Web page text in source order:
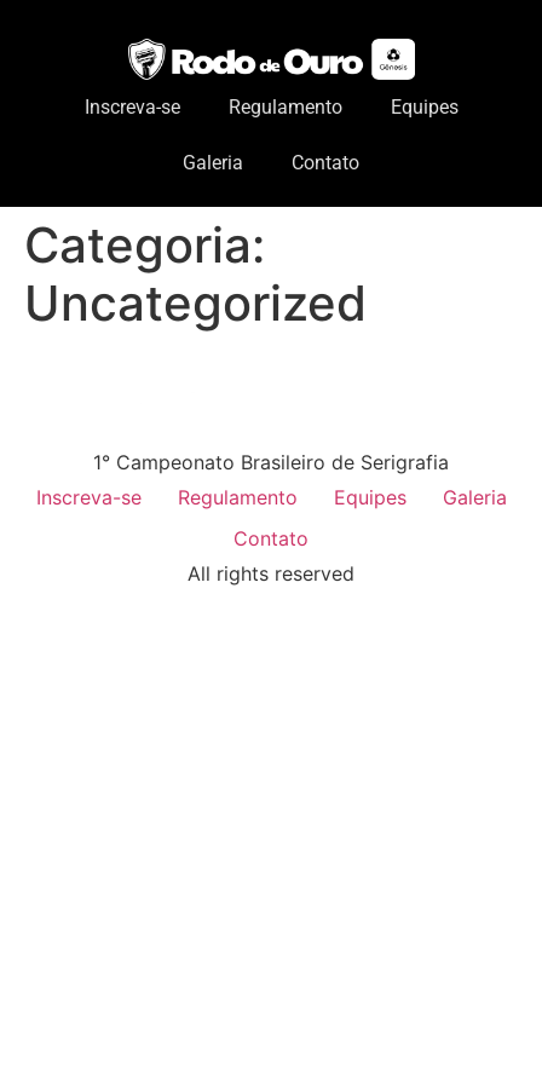
Inscreva-se Regulamento Equipes
Galeria Contato
Categoria:
Uncategorized
1° Campeonato Brasileiro de Serigrafia
Inscreva-se
Regulamento Equipes
Galeria
Contato
All rights reserved